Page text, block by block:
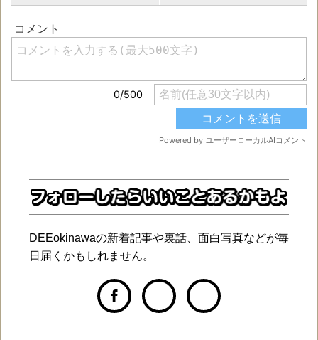
DEEokinawaの新着記事や裏話、面白写真などが毎
日届くかもしれません。